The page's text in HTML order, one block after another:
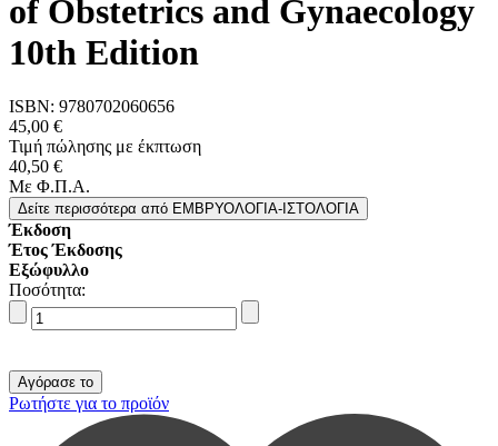
of Obstetrics and Gynaecology
10th Edition
ISBN: 9780702060656
45,00 €
Τιμή πώλησης με έκπτωση
40,50 €
Με Φ.Π.Α.
Δείτε περισσότερα από ΕΜΒΡΥΟΛΟΓΙΑ-ΙΣΤΟΛΟΓΙΑ
Έκδοση
Έτος Έκδοσης
Εξώφυλλο
Ποσότητα:
Ρωτήστε για το προϊόν